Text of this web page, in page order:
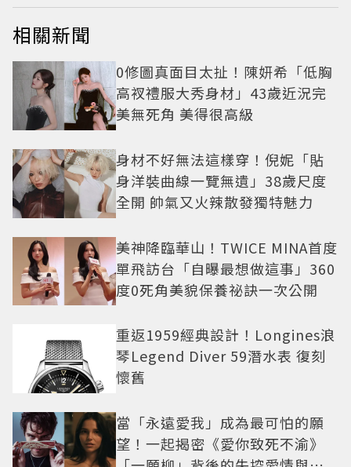
相關新聞
0修圖真面目太扯！陳妍希「低胸
高衩禮服大秀身材」43歲近況完
美無死角 美得很高級
身材不好無法這樣穿！倪妮「貼
身洋裝曲線一覽無遺」38歲尺度
全開 帥氣又火辣散發獨特魅力
美神降臨華山！TWICE MINA首度
單飛訪台「自曝最想做這事」360
度0死角美貌保養祕訣一次公開
重返1959經典設計！Longines浪
琴Legend Diver 59潛水表 復刻
懷舊
當「永遠愛我」成為最可怕的願
望！一起揭密《愛你致死不渝》